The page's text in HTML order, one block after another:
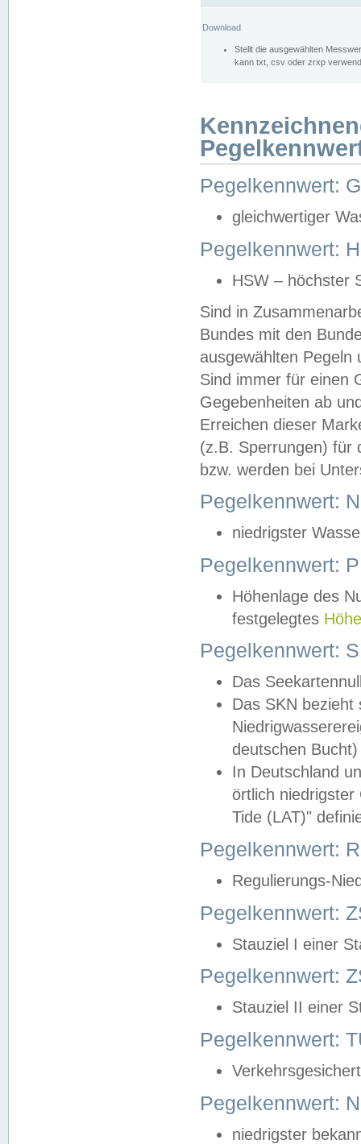
Download
Stellt die ausgewählten
kann txt, csv oder zrxp
Pegelkennwert:
gleichwertiger
Pegelkennwert:
HSW – höchster
Sind in
Bundes mit den
ausgewählten
Sind immer für einen
Gegebenheiten ab
Erreichen dieser
(z.B. Sperrungen) für
bzw. werden bei
Pegelkennwert:
niedrigster
Pegelkennwert:
Höhenlage des
festgelegtes
Pegelkennwert:
Das
Das SKN
deutschen
In Deutschland
örtlich
Tide (LAT)"
Pegelkennwert:
Regulierungs-
Pegelkennwert:
Stauziel I einer
Pegelkennwert:
Stauziel II einer
Pegelkennwert:
Pegelkennwert:
niedrigster